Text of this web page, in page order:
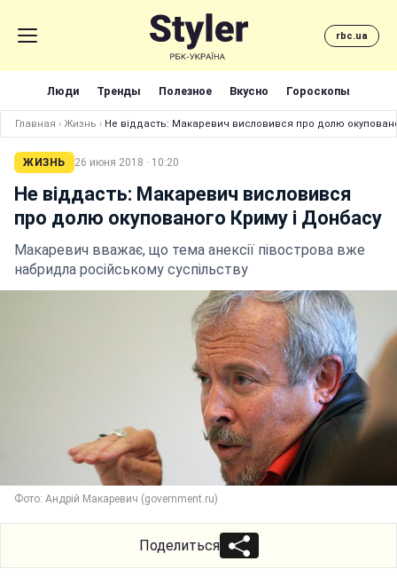
rbc.ua
Люди Тренды Полезное Вкусно Гороскопы
Главная › Жизнь › Не віддасть: Макаревич висловився про долю
ЖИЗНЬ 26 июня 2018 · 10:20
Не віддасть: Макаревич висловився
про долю окупованого Криму і Донбасу
Макаревич вважає, що тема анексії півострова вже
набридла російському суспільству
Фото: Андрій Макаревич (government.ru)
Поделиться